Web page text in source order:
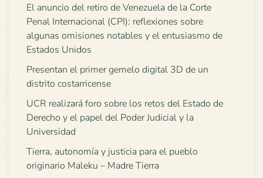
El anuncio del retiro de Venezuela de la Corte
Penal Internacional (CPI): reflexiones sobre
algunas omisiones notables y el entusiasmo de
Estados Unidos
Presentan el primer gemelo digital 3D de un
distrito costarricense
UCR realizará foro sobre los retos del Estado de
Derecho y el papel del Poder Judicial y la
Universidad
Tierra, autonomía y justicia para el pueblo
originario Maleku – Madre Tierra